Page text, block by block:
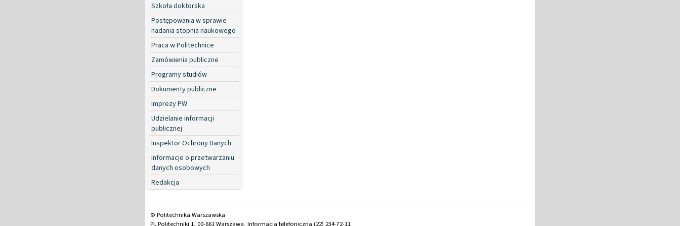
Szkoła doktorska
Postępowania w sprawie
nadania stopnia naukowego
Praca w Politechnice
Zamówienia publiczne
Programy studiów
Dokumenty publiczne
Imprezy PW
Udzielanie informacji
publicznej
Inspektor Ochrony Danych
Informacje o przetwarzaniu
danych osobowych
Redakcja
© Politechnika Warszawska
Pl. Politechniki 1, 00-661 Warszawa, Informacja telefoniczna (22) 234-72-11